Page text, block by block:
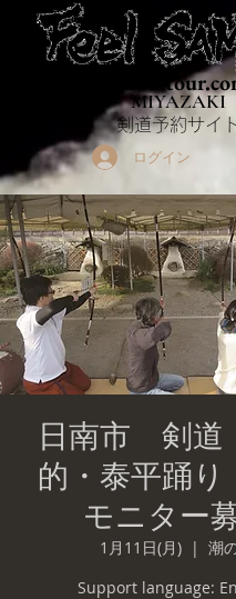
Budo-
MIYAZAKI
剣道予約サイ
ログイン
日南市 剣道
的・泰平踊
モニター
1月11日(月)
  |
潮
Support language: